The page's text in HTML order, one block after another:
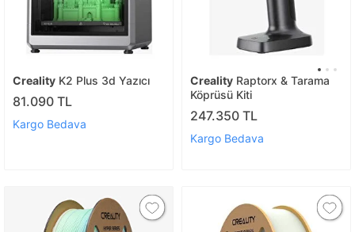
Creality K2 Plus 3d Yazıcı
81.090 TL
Kargo Bedava
Creality Raptorx & Tarama
Köprüsü Kiti
247.350 TL
Kargo Bedava